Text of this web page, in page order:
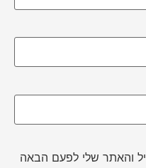
והאתר שלי לפעם הבאה